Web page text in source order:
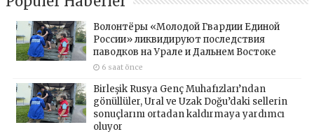
Волонтёры «Молодой Гвардии Единой
России» ликвидируют последствия
паводков на Урале и Дальнем Востоке
6 saat önce
Birleşik Rusya Genç Muhafızları’ndan
gönüllüler, Ural ve Uzak Doğu’daki sellerin
sonuçlarını ortadan kaldırmaya yardımcı
oluyor